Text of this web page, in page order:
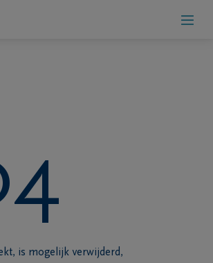
is mogelijk verwijderd,
Condoleren